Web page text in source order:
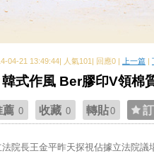
04-21 13:49:44| 人氣101| 回應0 | 上一篇 |
韓式作風 Ber膠印V領棉
薦 0 收藏 0 轉貼0
法院長王金平昨天探視佔據立法院